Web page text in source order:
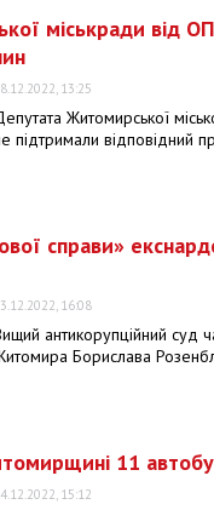
міськради від
13:25
Житомирської
підтримали відповідний
справи»
16:08
антикорупційний суд
Борислава
11
15:12